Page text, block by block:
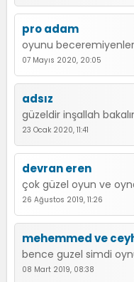
pro adam
oyunu beceremiyenler
07 Mayıs 2020, 20:05
adsız
güzeldir inşallah
23 Ocak 2020, 11:41
devran eren
çok güzel oyun ve
26 Ağustos 2019, 11:26
mehemmed ve
bence guzel simdi
08 Mart 2019, 08:38